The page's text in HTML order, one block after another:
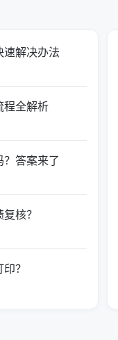
速解决办法
程全解析
答案来了
核？
？